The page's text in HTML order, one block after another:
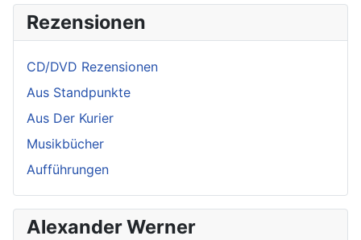
Rezensionen
CD/DVD Rezensionen
Aus Standpunkte
Aus Der Kurier
Musikbücher
Aufführungen
Alexander Werner